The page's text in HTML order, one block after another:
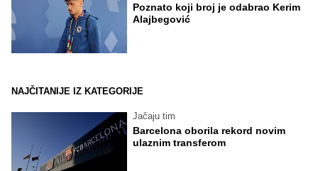
Poznato koji broj je odabrao Kerim
Alajbegović
NAJČITANIJE IZ KATEGORIJE
Jačaju tim
Barcelona oborila rekord novim
ulaznim transferom